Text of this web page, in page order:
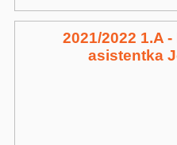
2021/2022 1.A
asistentka